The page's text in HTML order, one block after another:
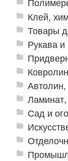
Клей,
Товары
Рукава
Ковролин
Сад и